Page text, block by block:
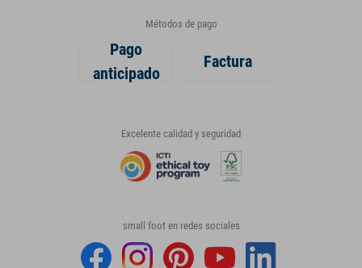
Métodos de pago
Pago
anticipado
Factura
Excelente calidad y seguridad
small foot en redes sociales